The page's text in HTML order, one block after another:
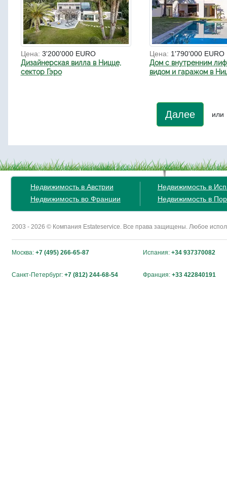
Цена: 3'200'000 EURO
Дизайнерская вилла в Ницце,
сектор Гэро
Цена: 1'790'000 EURO
Дом с внутренним
видом и гаражом в
Далее или
Недвижимость в Австрии
Недвижимость во Франции
Недвижимость в
Недвижимость в
2003 - 2026 © Компания Estateservice. Все права защищены. Любое
Москва: +7 (495) 266-65-87 Испания: +34 937370082
Санкт-Петербург: +7 (812) 244-68-54 Франция: +33 422840191